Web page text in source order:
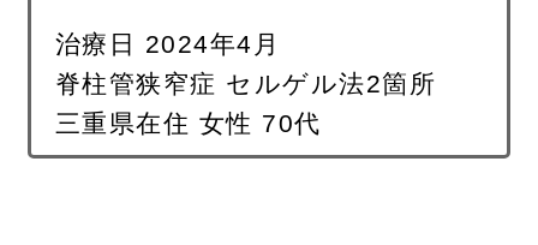
治療日 2024年4月
脊柱管狭窄症 セルゲル法2箇所
三重県在住 女性 70代